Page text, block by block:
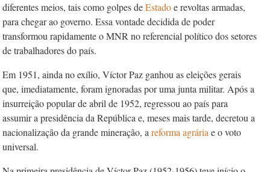
diferentes meios, tais como golpes deEstadoe revoltas armadas,
para chegar ao governo. Essa vontade decidida de poder
transformou rapidamente o MNR no referencial político dos setores
de trabalhadores do país.
Em 1951, ainda no exílio, Víctor Paz ganhou as eleições gerais
que, imediatamente, foram ignoradas por uma junta militar. Após a
insurreição popular de abril de 1952, regressou ao país para
assumir a presidência da República e, meses mais tarde, decretou a
nacionalização da grande mineração, a reforma agrária e o voto
universal.